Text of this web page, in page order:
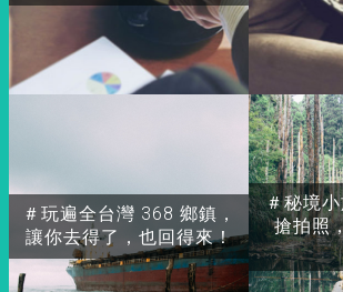
＃玩遍全台灣 368 鄉鎮，
讓你去得了，也回得來！
＃秘境
搶拍照